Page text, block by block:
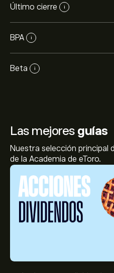
Último cierre i
BPA i
Beta i
Las mejores guías
Nuestra selección principal
de la Academia de eToro.